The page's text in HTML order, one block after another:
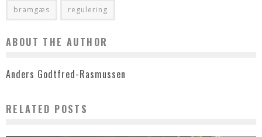
bramgæs regulering
ABOUT THE AUTHOR
Anders Godtfred-Rasmussen
RELATED POSTS